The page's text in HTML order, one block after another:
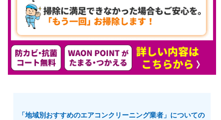
「地域別おすすめのエアコンクリーニング業者」についての